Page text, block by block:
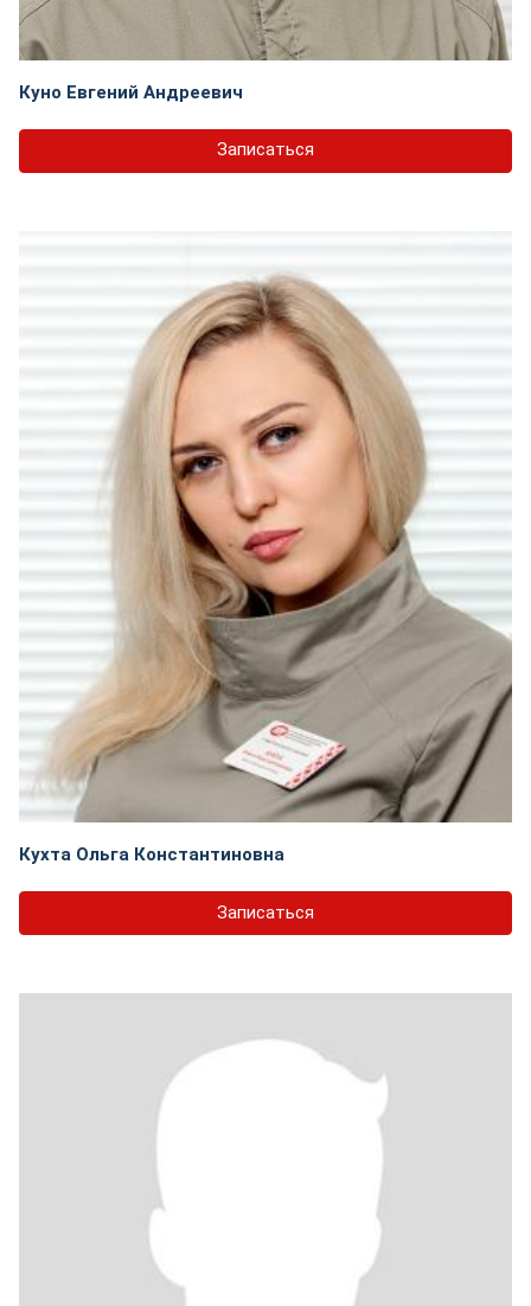
Куно Евгений Андреевич
Записаться
Кухта Ольга Константиновна
Записаться